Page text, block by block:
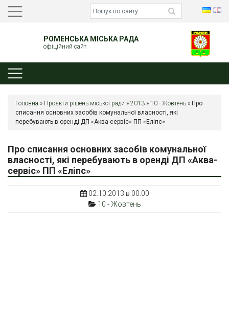
РОМЕНСЬКА МІСЬКА РАДА
офіційний сайт
Головна » Проєкти рішень міської ради » 2013 » 10 - Жовтень » Про
списання основних засобів комунальної власності, які
перебувають в оренді ДП «Аква-сервіс» ПП «Еліпс»
Про списання основних засобів комунальної
власності, які перебувають в оренді ДП «Аква-
сервіс» ПП «Еліпс»
02.10.2013 в 00:00
10 - Жовтень